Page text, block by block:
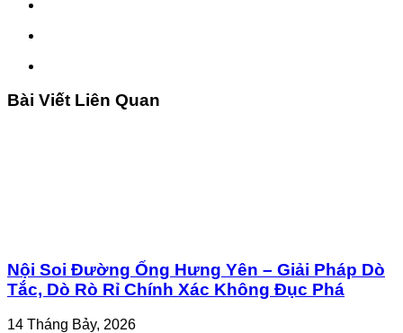
Bài Viết Liên Quan
Nội Soi Đường Ống Hưng Yên – Giải Pháp Dò
Tắc, Dò Rò Rỉ Chính Xác Không Đục Phá
14 Tháng Bảy, 2026